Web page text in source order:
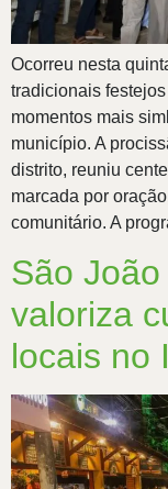
Ocorreu nesta
tradicionais
momentos mais
município. A
distrito, reuniu
marcada por
comunitário. A
São
valoriza
locais no